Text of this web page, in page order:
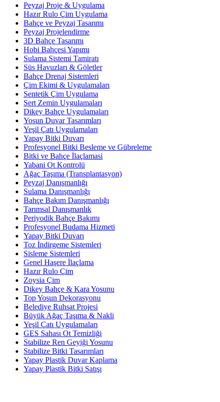
Peyzaj Proje & Uygulama
Hazır Rulo Çim Uygulama
Bahçe ve Peyzaj Tasarımı
Peyzaj Projelendirme
3D Bahçe Tasarımı
Hobi Bahçesi Yapımı
Sulama Sistemi Tamiratı
Süs Havuzları & Göletler
Bahçe Drenaj Sistemleri
Çim Ekimi & Uygulamaları
Sentetik Çim Uygulama
Sert Zemin Uygulamaları
Dikey Bahçe Uygulamaları
Yosun Duvar Tasarımları
Yeşil Çatı Uygulamaları
Yapay Bitki Duvarı
Profesyonel Bitki Besleme ve Gübreleme
Bitki ve Bahçe İlaçlamasi
Yabani Ot Kontrolü
Ağaç Taşıma (Transplantasyon)
Peyzaj Danışmanlığı
Sulama Danışmanlığı
Bahçe Bakım Danışmanlığı
Tarımsal Danışmanlık
Periyodik Bahçe Bakımı
Profesyonel Budama Hizmeti
Yapay Bitki Duvarı
Toz İndirgeme Sistemleri
Sisleme Sistemleri
Genel Haşere İlaçlama
Hazır Rulo Çim
Zoysia Çim
Dikey Bahçe & Kara Yosunu
Top Yosun Dekorasyonu
Belediye Ruhsat Projesi
Büyük Ağaç Taşıma & Nakli
Yeşil Çatı Uygulamaları
GES Sahası Ot Temizliği
Stabilize Ren Geyiği Yosunu
Stabilize Bitki Tasarımları
Yapay Plastik Duvar Kaplama
Yapay Plastik Bitki Satışı